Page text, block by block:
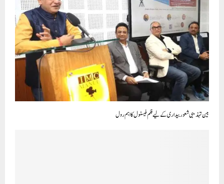
بین تہذیبی شعور بیداری کے لیے فلم فیسٹول کا اہم رول